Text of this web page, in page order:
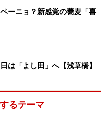
目も味わいも満足のひと
“自分で作るクロッフ
あるので、ぜひ体験し
ッフル体験
ーニョ？新感覚の蕎麦「喜
は「よし田」へ【浅草橋】
るテーマ